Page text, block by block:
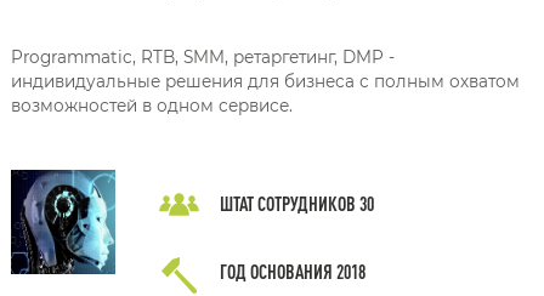
Programmatic, RTB, SMM, ретаргетинг, DMP -
индивидуальные решения для бизнеса с полным охватом
возможностей в одном сервисе.
ШТАТ СОТРУДНИКОВ 30
ГОД ОСНОВАНИЯ 2018